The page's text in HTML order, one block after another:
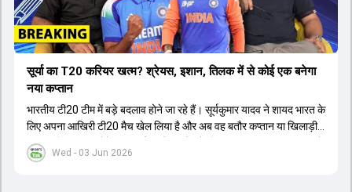
Wed - 03 Jun 2026
सूर्या का T20 करियर खत्म? श्रेयस, इशान, तिलक में से कोई एक बनेगा
नया कप्तान
भारतीय टी20 टीम में बड़े बदलाव होने जा रहे हैं। सूर्यकुमार यादव ने शायद भारत के
लिए अपना आखिरी टी20 मैच खेल लिया है और अब वह बतौर कप्तान या खिलाड़ी
टीम का हिस्सा नहीं होंगे। आयरलैंड और इंग्लैंड के खिलाफ आगामी टी20 सीरीज के
लिए नए कप्तान की तलाश जारी है। इस रेस में श्रेयस अय्यर सबसे आगे चल रहे